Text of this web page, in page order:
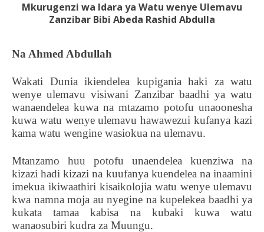
Mkurugenzi wa Idara ya Watu wenye Ulemavu
Zanzibar Bibi Abeda Rashid Abdulla
Na Ahmed Abdullah
Wakati Dunia ikiendelea kupigania haki za watu
wenye ulemavu visiwani Zanzibar baadhi ya watu
wanaendelea kuwa na mtazamo potofu unaoonesha
kuwa watu wenye ulemavu hawawezui kufanya kazi
kama watu wengine wasiokua na ulemavu.
Mtanzamo huu potofu unaendelea kuenziwa na
kizazi hadi kizazi na kuufanya kuendelea na inaamini
imekua ikiwaathiri kisaikolojia watu wenye ulemavu
kwa namna moja au nyegine na kupelekea baadhi ya
kukata tamaa kabisa na kubaki kuwa watu
wanaosubiri kudra za Muungu.